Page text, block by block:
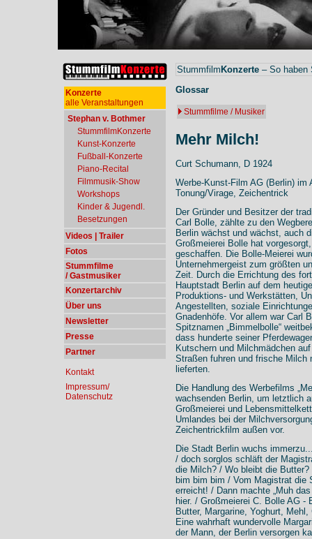
Konzerte
alle Veranstaltungen
Stephan v. Bothmer
StummfilmKonzerte
Kunst-Konzerte
Fußball-Konzerte
Piano-Recital
Filmmusik-Show
Workshops
Kinder & Jugendl.
Besetzungen
Videos | Trailer
Fotos
Stummfilme
/ Gastmusiker
Konzertarchiv
Über uns
Newsletter
Presse
Partner
Kontakt
Impressum/
Datenschutz
Stummfilm Konzerte – So haben
Glossar
Stummfilme / Musiker
Mehr Milch!
Curt Schumann, D 1924
Werbe-Kunst-Film AG (Berlin)
Tonung/Virage, Zeichentrick
Der Gründer und Besitzer der
Carl Bolle, zählte zu den
Berlin wächst und wächst, auch
Großmeierei Bolle hat
geschaffen. Die Bolle-Meierei
Unternehmergeist zum größten
Zeit. Durch die Errichtung des
Hauptstadt Berlin auf dem
Produktions- und Werkstätten,
Angestellten, soziale
Gnadenhöfe. Vor allem war Carl
Spitznamen „Bimmelbolle“
dass hunderte seiner
Kutschern und Milchmädchen
Straßen fuhren und frische
lieferten.
Die Handlung des Werbefilms
wachsenden Berlin, um letztlich
Großmeierei und
Umlandes bei der
Zeichentrickfilm außen vor.
Die Stadt Berlin wuchs
/ doch sorglos schläft der
die Milch? / Wo bleibt die
bim bim bim / Vom Magistrat die
erreicht! / Dann machte „Muh
hier. / Großmeierei C. Bolle AG
Butter, Margarine, Yoghurt,
Eine wahrhaft wundervolle
der Mann, der Berlin versorgen